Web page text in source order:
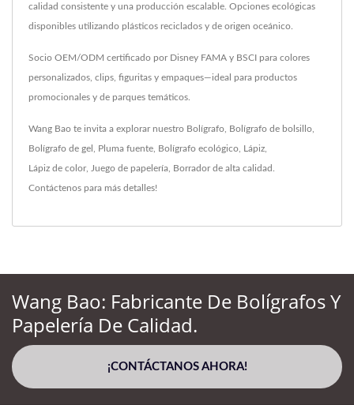
calidad consistente y una producción escalable. Opciones ecológicas
disponibles utilizando plásticos reciclados y de origen oceánico.
Socio OEM/ODM certificado por Disney FAMA y BSCI para colores
personalizados, clips, figuritas y empaques—ideal para productos
promocionales y de parques temáticos.
Wang Bao te invita a explorar nuestro Bolígrafo, Bolígrafo de bolsillo,
Bolígrafo de gel , Pluma fuente, Bolígrafo ecológico, Lápiz,
Lápiz de color, Juego de papelería, Borradorde alta calidad.
Contáctenos para más detalles!
Wang Bao: Fabricante De Bolígrafos Y
Papelería De Calidad.
¡CONTÁCTANOS AHORA!